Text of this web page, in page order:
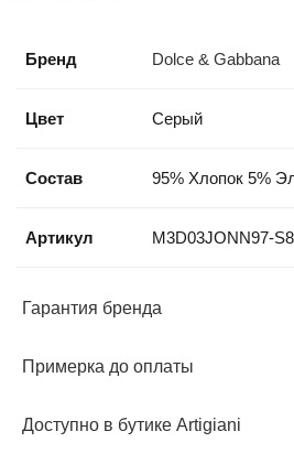
Материал: 95% хлопок, 5%
Классический крой боксеров для
гардероба.
Бренд Dolce & Gabbana
Цвет Серый
Состав 95% Хлопок 5%
Артикул M3D03JONN97-
Гарантия бренда
Примерка до оплаты
Доступно в бутике Artigiani